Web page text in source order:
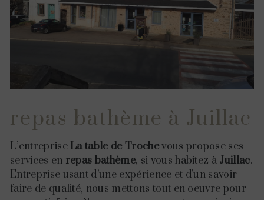
repas bathème à Juillac
L’entrepriseLa table de Trochevous propose ses
services en repas bathème, si vous habitez à Juillac.
Entreprise usant d’une expérience et d’un savoir-
faire de qualité, nous mettons tout en oeuvre pour